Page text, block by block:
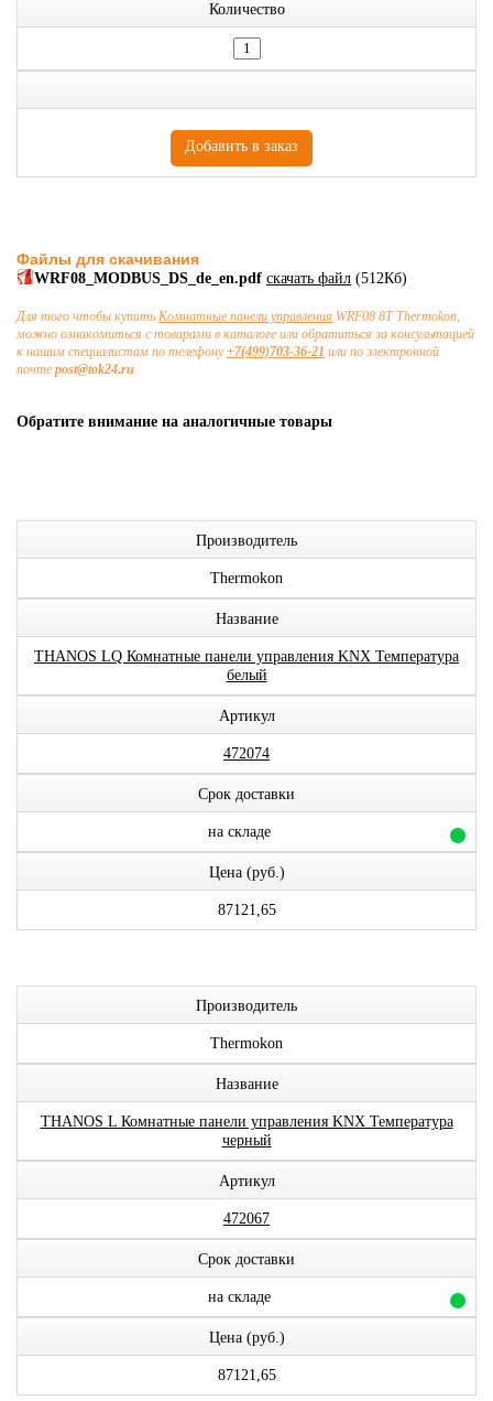
Количество
Файлы для скачивания
WRF08_MODBUS_DS_de_en.pdf скачать файл (512Кб)
Для того чтобы купить Комнатные панели управления WRF08 8T Thermokon,
можно ознакомиться с товарами в каталоге или обратиться за консультацией
к нашим специалистам по телефону+7(499)703-36-21 или по электронной
почте post@tok24.ru.
Обратите внимание на аналогичные товары
Производитель
Thermokon
Название
THANOS LQ Комнатные панели управления KNX Температура
белый
Артикул
472074
Срок доставки
на складе
Цена (руб.)
87121,65
Производитель
Thermokon
Название
THANOS L Комнатные панели управления KNX Температура
черный
Артикул
472067
Срок доставки
на складе
Цена (руб.)
87121,65